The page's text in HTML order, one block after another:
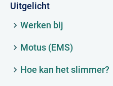
Uitgelicht
Werken bij
Motus (EMS)
Hoe kan het slimmer?